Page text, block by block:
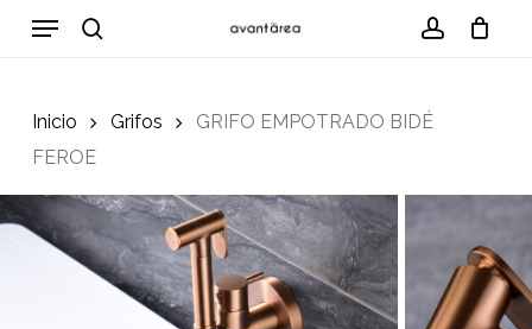
Menu
Inicio Grifos
GRIFO EMPOTRADO BIDÉ
FEROE